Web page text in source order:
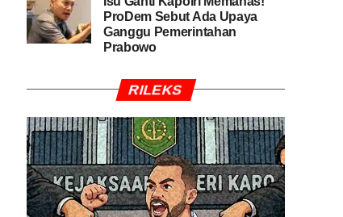
ProDem Sebut Ada Upaya
Ganggu Pemerintahan
Prabowo
RILEKS